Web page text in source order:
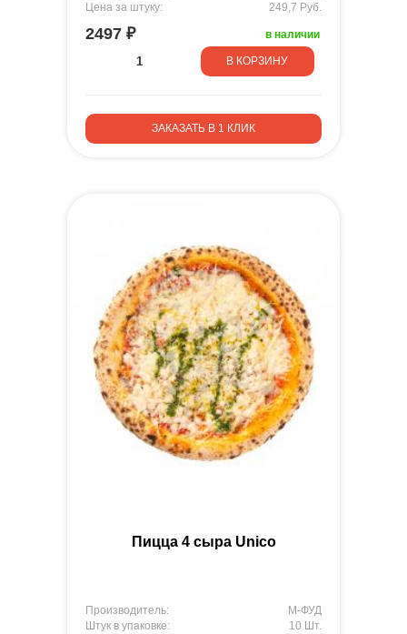
Цена за штуку:
249,7 Руб.
2497 ₽ в наличии
В КОРЗИНУ
ЗАКАЗАТЬ В 1 КЛИК
Пицца 4 сыра Unico
Производитель:
М-ФУД
Штук в упаковке:
10 Шт.